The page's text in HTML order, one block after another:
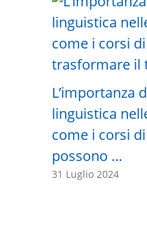
L’importanza
linguistica
come i corsi
possono …
31 Luglio 2024